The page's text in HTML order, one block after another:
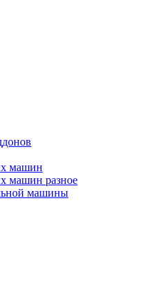
машин
машин разное
машины